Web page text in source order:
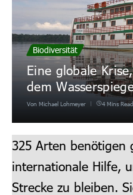
Biodiversität
Eine globale
dem
Von Michael Lohmeyer 4 Mins Read
325 Arten benötigen
internationale Hilfe,
Strecke zu bleiben.